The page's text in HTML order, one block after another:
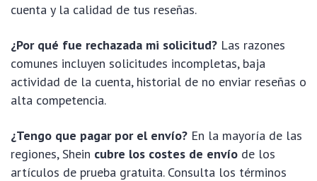
cuenta y la calidad de tus reseñas.
¿Por qué fue rechazada mi solicitud? Las razones
comunes incluyen solicitudes incompletas, baja
actividad de la cuenta, historial de no enviar reseñas o
alta competencia.
¿Tengo que pagar por el envío? En la mayoría de las
regiones, Shein cubre los costes de envío de los
artículos de prueba gratuita. Consulta los términos